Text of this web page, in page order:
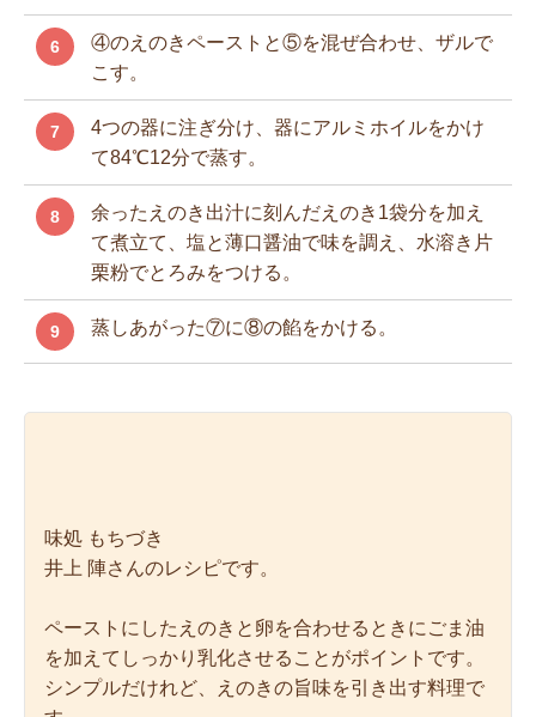
6
④のえのきペーストと⑤を混ぜ合わせ、ザルで
こす。
7
4つの器に注ぎ分け、器にアルミホイルをかけ
て84℃12分で蒸す。
8
余ったえのき出汁に刻んだえのき1袋分を加え
て煮立て、塩と薄口醤油で味を調え、水溶き片
栗粉でとろみをつける。
9 蒸しあがった⑦に⑧の餡をかける。
味処 もちづき
井上 陣さんのレシピです。
ペーストにしたえのきと卵を合わせるときにごま油
を加えてしっかり乳化させることがポイントです。
シンプルだけれど、えのきの旨味を引き出す料理で